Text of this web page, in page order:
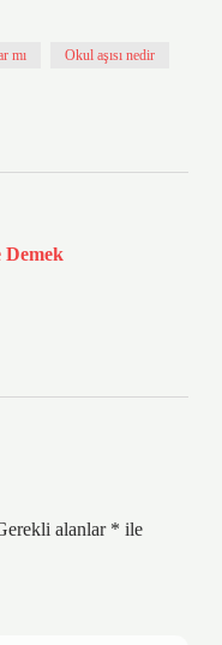
mı Okul aşısı nedir
Demek
alanlar * ile